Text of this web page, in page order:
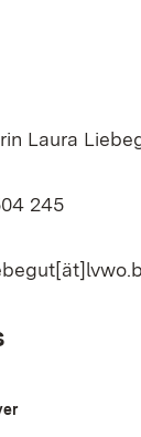
Laura
245
(Öffnet in neuem